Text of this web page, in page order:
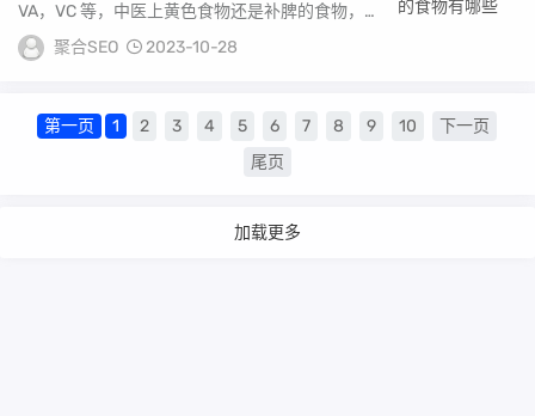
VA，VC 等，中医上黄色食物还是补脾的食物，对
健脾也有一定的好处。 黄色食物包括一系列由橙
到黄...
聚合SEO 2023-10-28
第一页 1 2 3 4 5 6 7 8 9 10
下一页
尾页
加载更多